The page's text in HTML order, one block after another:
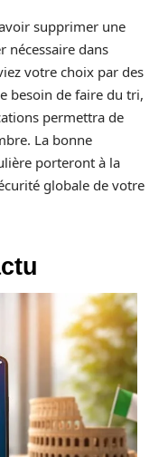
supprimer une
nécessaire dans
votre choix par des
besoin de faire du tri,
permettra de
La bonne
porteront à la
globale de votre